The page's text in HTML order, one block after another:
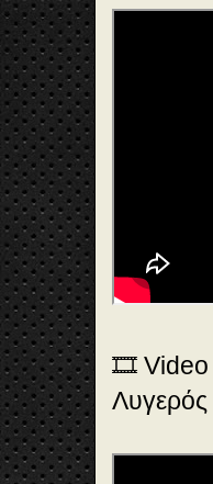
🎞️ Video
Λυγερός